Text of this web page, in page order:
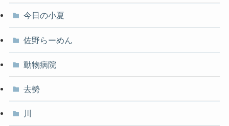
今日の小夏
佐野らーめん
動物病院
去勢
川